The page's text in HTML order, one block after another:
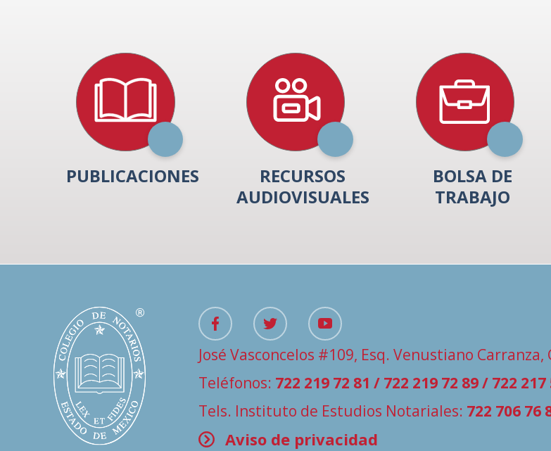
PUBLICACIONES
RECURSOS
AUDIOVISUALES
BOLSA DE
TRABAJO
José Vasconcelos #109, Esq. Venustiano
Teléfonos: 722 219 72 81 / 722 219 72 89 / 722
Tels. Instituto de Estudios Notariales: 722 706 76
Aviso de privacidad